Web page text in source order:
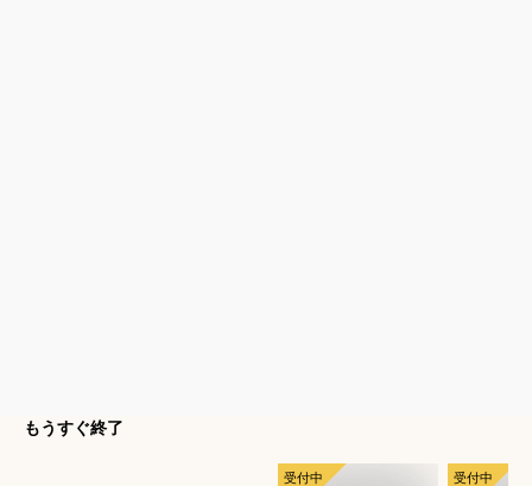
もうすぐ終了
受付中 受付中